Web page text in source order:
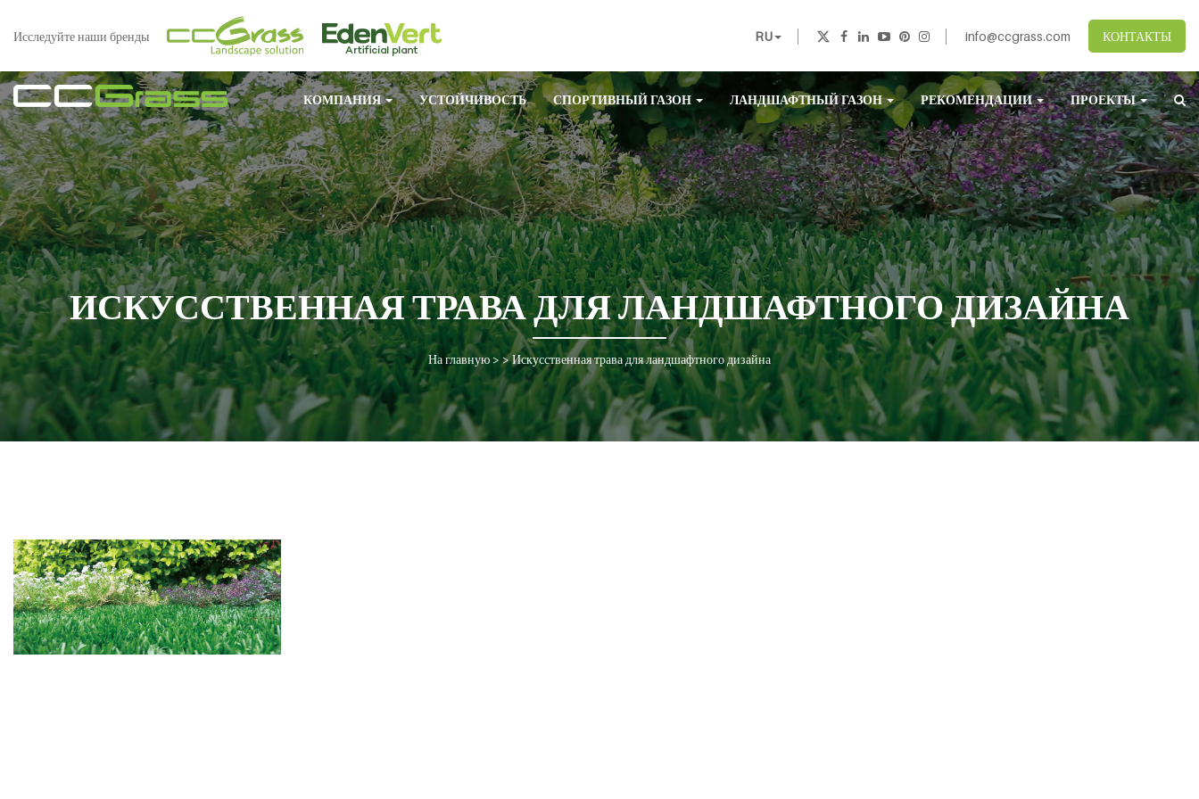
Исследуйте наши бренды RU info@ccgrass.com КОНТАКТЫ
КОМПАНИЯ УСТОЙЧИВОСТЬ СПОРТИВНЫЙ ГАЗОН ЛАНДШАФТНЫЙ ГАЗОН РЕКОМЕНДАЦИИ ПРОЕКТЫ
ИСКУССТВЕННАЯ ТРАВА ДЛЯ ЛАНДШАФТНОГО ДИЗАЙНА
На главную> >Искусственная трава для ландшафтного дизайна